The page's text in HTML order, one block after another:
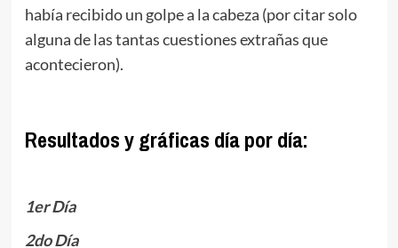
había recibido un golpe a la cabeza (por citar solo
alguna de las tantas cuestiones extrañas que
acontecieron).
Resultados y gráficas día por día:
1er Día
2do Día